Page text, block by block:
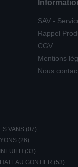
SAV -
Rappel
CGV
Mentions
Nous
VANS (07)
(26)
(33)
GONTIER (53)